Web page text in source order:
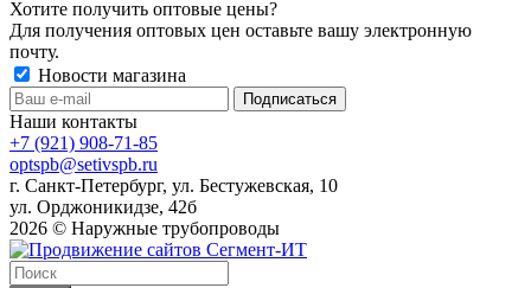
Хотите получить оптовые цены?
Для получения оптовых цен оставьте вашу электронную
почту.
Новости магазина
Наши контакты
+7 (921) 908-71-85
optspb@setivspb.ru
г. Санкт-Петербург, ул. Бестужевская, 10
ул. Орджоникидзе, 42б
2026 © Наружные трубопроводы